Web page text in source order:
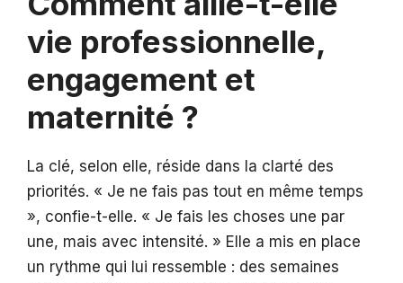
vie professionnelle,
engagement et
maternité ?
La clé, selon elle, réside dans la clarté des
priorités. « Je ne fais pas tout en même temps
», confie-t-elle. « Je fais les choses une par
une, mais avec intensité. » Elle a mis en place
un rythme qui lui ressemble : des semaines